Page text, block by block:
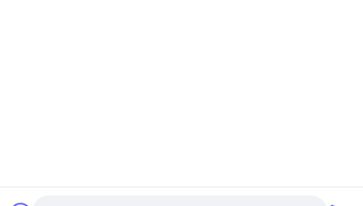
Dongguan Vision Plastics Magnetoelectricity Technology Co., Ltd.